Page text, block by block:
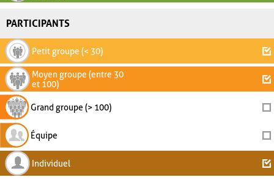
PARTICIPANTS
Petit groupe (< 30)
Moyen groupe (entre 30
et 100)
Grand groupe (> 100)
Équipe
Individuel